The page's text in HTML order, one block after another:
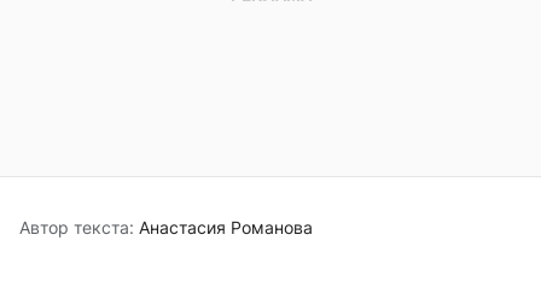
Автор текста: Анастасия Романова